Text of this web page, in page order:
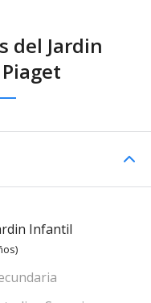
del Jardin
Infantil